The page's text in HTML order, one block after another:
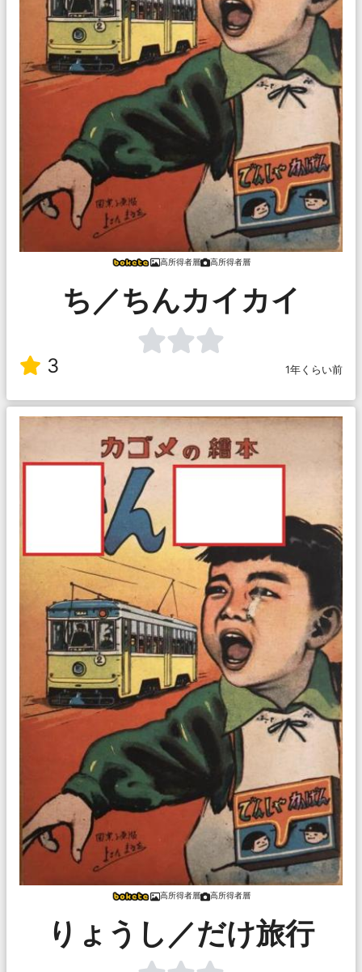
高所得者層 高所得者層
ち／ちんカイカイ
3 1年くらい前
高所得者層 高所得者層
りょうし／だけ旅行